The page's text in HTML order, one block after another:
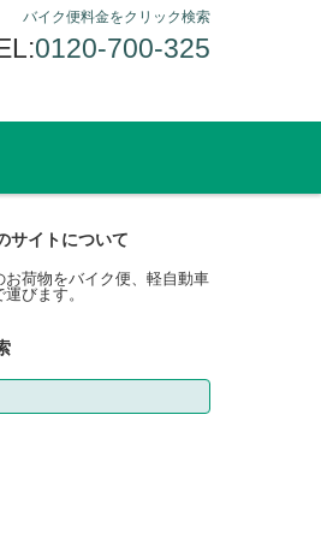
バイク便料金をクリック検索
0120-700-325
サイトについて
お荷物をバイク便、軽自動車
びます。